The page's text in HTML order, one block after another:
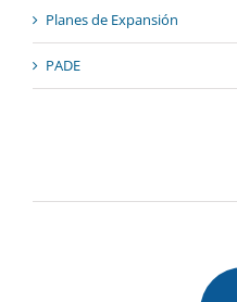
Planes de Expansión
PADE